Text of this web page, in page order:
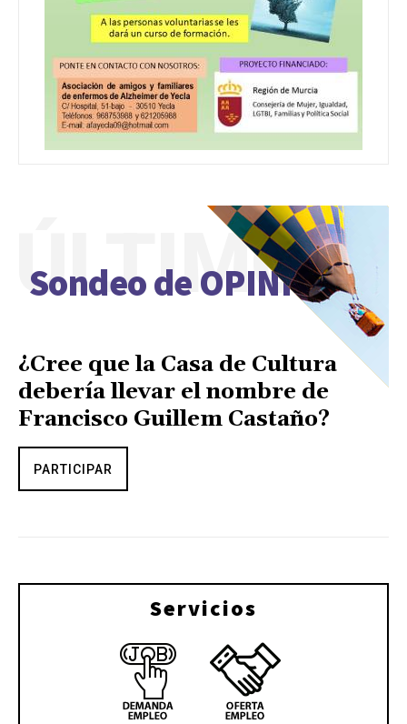
Sondeo de OPINIÓN
ÚLTIMO
¿Cree que la Casa de Cultura
debería llevar el nombre de
Francisco Guillem Castaño?
PARTICIPAR
Servicios